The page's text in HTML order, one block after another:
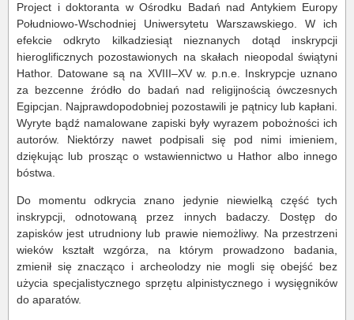
Project i doktoranta w Ośrodku Badań nad Antykiem Europy
Południowo-Wschodniej Uniwersytetu Warszawskiego. W ich
efekcie odkryto kilkadziesiąt nieznanych dotąd inskrypcji
hieroglificznych pozostawionych na skałach nieopodal świątyni
Hathor. Datowane są na XVIII–XV w. p.n.e. Inskrypcje uznano
za bezcenne źródło do badań nad religijnością ówczesnych
Egipcjan. Najprawdopodobniej pozostawili je pątnicy lub kapłani.
Wyryte bądź namalowane zapiski były wyrazem pobożności ich
autorów. Niektórzy nawet podpisali się pod nimi imieniem,
dziękując lub prosząc o wstawiennictwo u Hathor albo innego
bóstwa.
Do momentu odkrycia znano jedynie niewielką część tych
inskrypcji, odnotowaną przez innych badaczy. Dostęp do
zapisków jest utrudniony lub prawie niemożliwy. Na przestrzeni
wieków kształt wzgórza, na którym prowadzono badania,
zmienił się znacząco i archeolodzy nie mogli się obejść bez
użycia specjalistycznego sprzętu alpinistycznego i wysięgników
do aparatów.